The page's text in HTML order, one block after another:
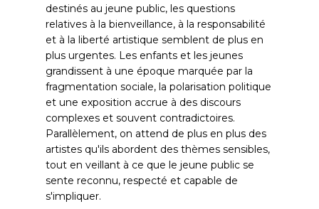
destinés au jeune public, les questions
relatives à la bienveillance, à la responsabilité
et à la liberté artistique semblent de plus en
plus urgentes. Les enfants et les jeunes
grandissent à une époque marquée par la
fragmentation sociale, la polarisation politique
et une exposition accrue à des discours
complexes et souvent contradictoires.
Parallèlement, on attend de plus en plus des
artistes qu'ils abordent des thèmes sensibles,
tout en veillant à ce que le jeune public se
sente reconnu, respecté et capable de
s'impliquer.